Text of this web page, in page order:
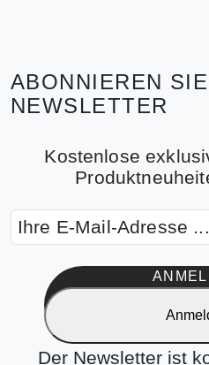
ABONNIEREN
NEWSLETTER
Kostenlose
Der Newsletter ist